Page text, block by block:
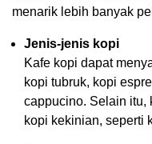
menarik lebih banyak
Jenis-jenis kopi
Kafe kopi dapat
kopi tubruk, kopi
cappucino. Selain itu,
kopi kekinian, seperti